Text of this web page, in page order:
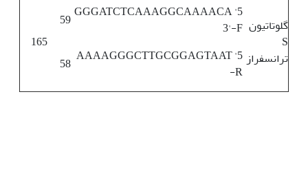
گلوتاتیون
S
ترانسفراز
5' GGGATCTCAAAGGCAAAACA
3'-F
59
165
5' AAAAGGGCTTGCGGAGTAAT
-R
58